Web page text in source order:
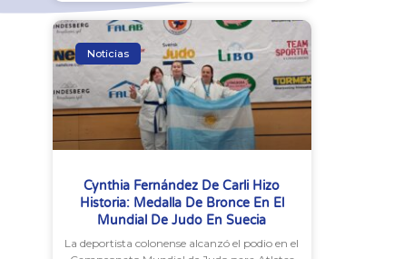
Noticias
Cynthia Fernández De Carli Hizo
Historia: Medalla De Bronce En El
Mundial De Judo En Suecia
La deportista colonense alcanzó el podio en el